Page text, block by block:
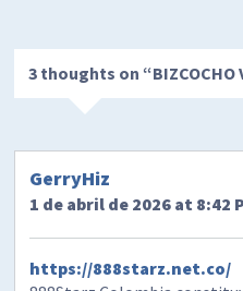
3 thoughts on “BIZCOCHO
GerryHiz
1 de abril de 2026 at 8:42
https://888starz.net.co/